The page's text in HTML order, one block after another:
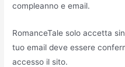
compleanno e email.
RomanceTale solo accetta
tuo email deve essere
accesso il sito.